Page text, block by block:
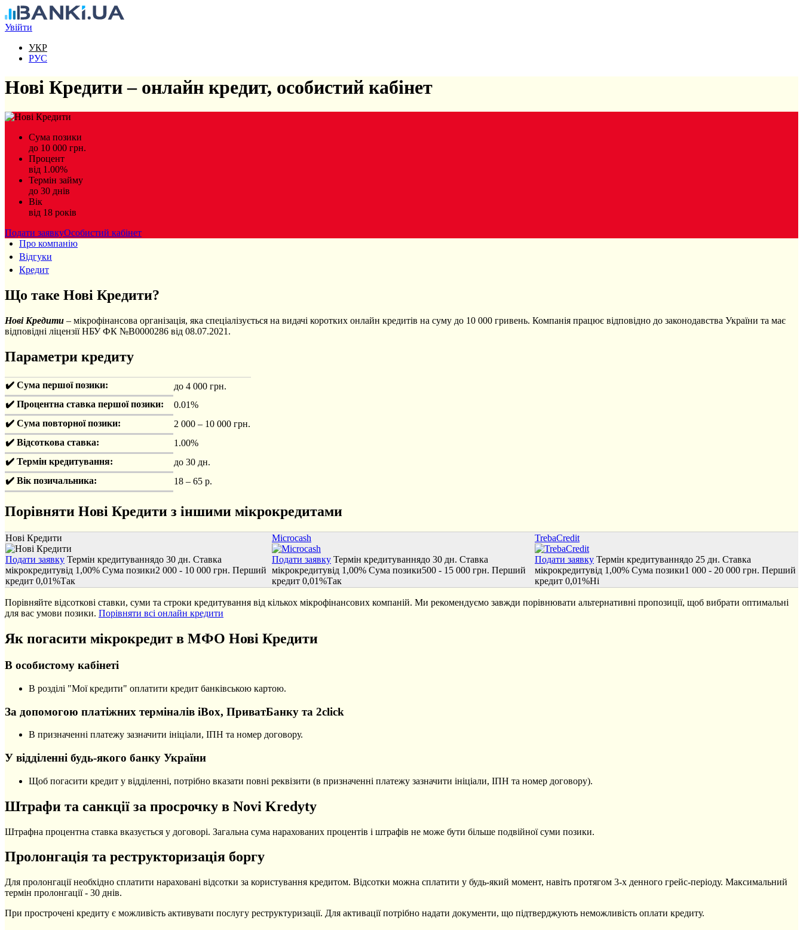
Перейти до основного вмісту
Увійти
УКР
РУС
Нові Кредити – онлайн кредит, особистий кабінет
Сума позики
до 10 000 грн.
Процент
від 1.00%
Термін займу
до 30 днів
Вік
від 18 років
Подати заявкуОсобистий кабінет
Про компанію
Відгуки
Кредит
Що таке Нові Кредити?
Нові Кредити – мікрофінансова організація, яка спеціалізується на видачі коротких онлайн кредитів на суму до 10 000 гривень. Компанія працює відповідно до законодавства України та має
відповідні ліцензії НБУ ФК №В0000286 від 08.07.2021.
Параметри кредиту
✔️ Сума першої позики:
до 4 000 грн.
✔️ Процентна ставка першої позики:
0.01%
✔️ Сума повторної позики:
2 000 – 10 000 грн.
✔️ Відсоткова ставка:
1.00%
✔️ Термін кредитування:
до 30 дн.
✔️ Вік позичальника:
18 – 65 р.
Порівняти Нові Кредити з іншими мікрокредитами
Нові Кредити
Подати заявку Термін кредитуваннядо 30 дн. Ставка
мікрокредитувід 1,00% Сума позики2 000 - 10 000 грн. Перший
кредит 0,01%Так
Microcash
Подати заявку Термін кредитуваннядо 30 дн. Ставка
мікрокредитувід 1,00% Сума позики500 - 15 000 грн. Перший
кредит 0,01%Так
TrebaCredit
Подати заявку Термін кредитуваннядо 25 дн. Ставка
мікрокредитувід 1,00% Сума позики1 000 - 20 000 грн. Перший
кредит 0,01%Ні
Порівняйте відсоткові ставки, суми та строки кредитування від кількох мікрофінансових компаній. Ми рекомендуємо завжди порівнювати альтернативні пропозиції, щоб вибрати оптимальні
для вас умови позики. Порівняти всі онлайн кредити
Як погасити мікрокредит в МФО Нові Кредити
В особистому кабінеті
В розділі "Мої кредити" оплатити кредит банківською картою.
За допомогою платіжних терміналів iBox, ПриватБанку та 2click
В призначенні платежу зазначити ініціали, ІПН та номер договору.
У відділенні будь-якого банку України
Щоб погасити кредит у відділенні, потрібно вказати повні реквізити (в призначенні платежу зазначити ініціали, ІПН та номер договору).
Штрафи та санкції за просрочку в Novi Kredyty
Штрафна процентна ставка вказується у договорі. Загальна сума нарахованих процентів і штрафів не може бути більше подвійної суми позики.
Пролонгація та реструкторизація боргу
Для пролонгації необхідно сплатити нараховані відсотки за користування кредитом. Відсотки можна сплатити у будь-який момент, навіть протягом 3-х денного грейс-періоду. Максимальний
термін пролонгації - 30 днів.
При прострочені кредиту є можливість активувати послугу реструктуризації. Для активації потрібно надати документи, що підтверджують неможливість оплати кредиту.